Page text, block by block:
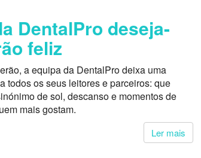
DentalPro deseja-
feliz
a equipa da DentalPro deixa uma
todos os seus leitores e parceiros: que
de sol, descanso e momentos de
mais gostam.
Ler mais